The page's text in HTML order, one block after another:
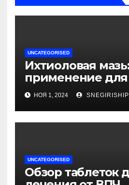
UNCATEGORISED
Ихтиоловая
применение
фурункулов
НОЯ 1, 2024 SNEGIRISHIP_
UNCATEGORISED
Обзор таблеток